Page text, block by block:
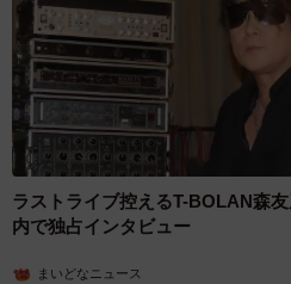
ラストライブ控えるT-BOLAN森
内で独占インタビュー
まいどなニュース